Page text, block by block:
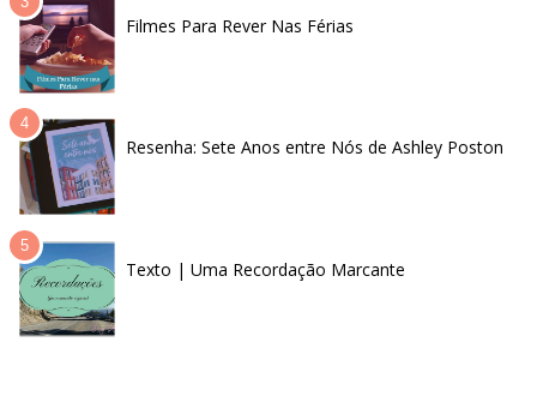
Filmes Para Rever Nas Férias
Resenha: Sete Anos entre Nós de Ashley Poston
Texto | Uma Recordação Marcante